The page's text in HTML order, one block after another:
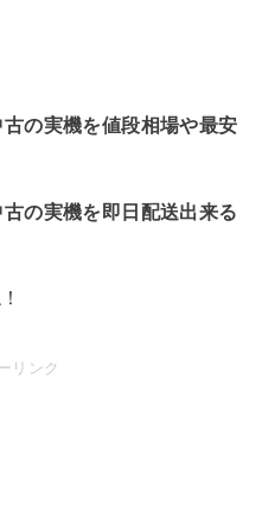
古の実機を値段相場や最安
の実機を即日配送出来る
リンク